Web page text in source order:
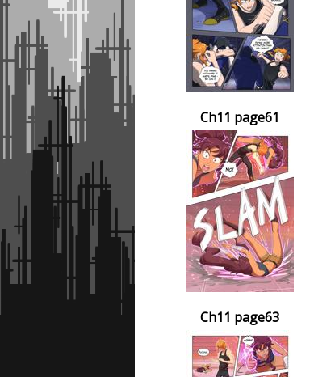
Ch11 page61
Ch11 page63